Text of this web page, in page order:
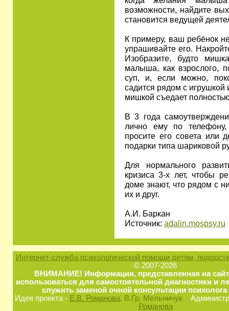
возможности, найдите
становится ведущей
К примеру, ваш ребёнок
упрашивайте его.
Изобразите, будто
малыша, как взрослого,
суп, и, если можно,
садится рядом с игрушкой
мишкой съедает
В 3 года
лично ему по
просите его совета или
подарки типа шариковой
Для нормального
кризиса 3-х лет, чтобы
доме знают, что рядом с
их и друг.
А.И. Баркан
Источник: adalin.mospsy.ru
Интернет-служба психологической помощи детям,
© 2007-2026
ВНИМАНИЕ! Информация, представленная на
использоваться для самостоятельной диагностики и
служить заменой очной консультации
Идея проекта - Е.В. Романова, В.Гр. Мельничук
Романова